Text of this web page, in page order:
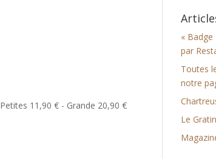
Petites 11,90 € - Grande 20,90 €
«
par
Toutes
notre
Le